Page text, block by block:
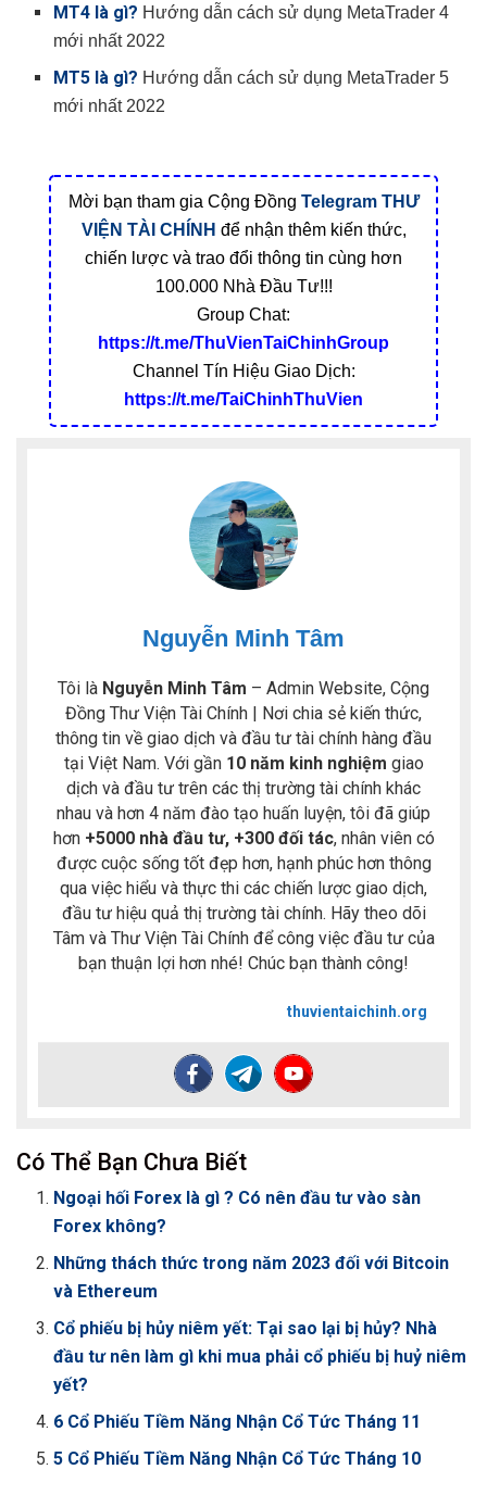
MT4 là gì? Hướng dẫn cách sử dụng MetaTrader 4
mới nhất 2022
MT5 là gì? Hướng dẫn cách sử dụng MetaTrader 5
mới nhất 2022
Mời bạn tham gia Cộng Đồng Telegram THƯ
VIỆN TÀI CHÍNH để nhận thêm kiến thức,
chiến lược và trao đổi thông tin cùng hơn
100.000 Nhà Đầu Tư!!!
Group Chat:
https://t.me/ThuVienTaiChinhGroup
Channel Tín Hiệu Giao Dịch:
https://t.me/TaiChinhThuVien
Nguyễn Minh Tâm
Tôi là Nguyễn Minh Tâm – Admin Website, Cộng
Đồng Thư Viện Tài Chính | Nơi chia sẻ kiến thức,
thông tin về giao dịch và đầu tư tài chính hàng đầu
tại Việt Nam. Với gần 10 năm kinh nghiệm giao
dịch và đầu tư trên các thị trường tài chính khác
nhau và hơn 4 năm đào tạo huấn luyện, tôi đã giúp
hơn +5000 nhà đầu tư, +300 đối tác, nhân viên có
được cuộc sống tốt đẹp hơn, hạnh phúc hơn thông
qua việc hiểu và thực thi các chiến lược giao dịch,
đầu tư hiệu quả thị trường tài chính. Hãy theo dõi
Tâm và Thư Viện Tài Chính để công việc đầu tư của
bạn thuận lợi hơn nhé! Chúc bạn thành công!
thuvientaichinh.org
Có Thể Bạn Chưa Biết
Ngoại hối Forex là gì ? Có nên đầu tư vào sàn
Forex không?
Những thách thức trong năm 2023 đối với Bitcoin
và Ethereum
Cổ phiếu bị hủy niêm yết: Tại sao lại bị hủy? Nhà
đầu tư nên làm gì khi mua phải cổ phiếu bị huỷ niêm
yết?
6 Cổ Phiếu Tiềm Năng Nhận Cổ Tức Tháng 11
5 Cổ Phiếu Tiềm Năng Nhận Cổ Tức Tháng 10